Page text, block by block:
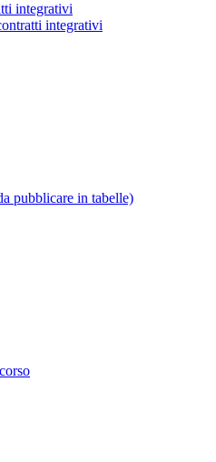
integrativi
integrativi
pubblicare in tabelle)